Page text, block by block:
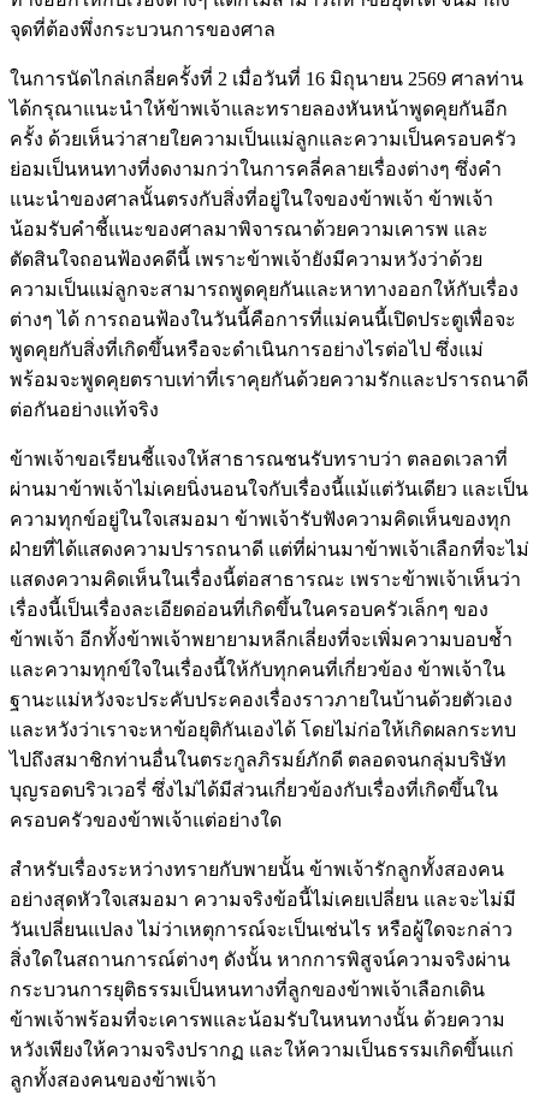
จุดที่ต้องพึ่งกระบวนการของศาล
ในการนัดไกล่เกลี่ยครั้งที่ 2 เมื่อวันที่ 16 มิถุนายน 2569 ศาลท่าน
ได้กรุณาแนะนำให้ข้าพเจ้าและทรายลองหันหน้าพูดคุยกันอีก
ครั้ง ด้วยเห็นว่าสายใยความเป็นแม่ลูกและความเป็นครอบครัว
ย่อมเป็นหนทางที่งดงามกว่าในการคลี่คลายเรื่องต่างๆ ซึ่งคำ
แนะนำของศาลนั้นตรงกับสิ่งที่อยู่ในใจของข้าพเจ้า ข้าพเจ้า
น้อมรับคำชี้แนะของศาลมาพิจารณาด้วยความเคารพ และ
ตัดสินใจถอนฟ้องคดีนี้ เพราะข้าพเจ้ายังมีความหวังว่าด้วย
ความเป็นแม่ลูกจะสามารถพูดคุยกันและหาทางออกให้กับเรื่อง
ต่างๆ ได้ การถอนฟ้องในวันนี้คือการที่แม่คนนี้เปิดประตูเพื่อจะ
พูดคุยกับสิ่งที่เกิดขึ้นหรือจะดำเนินการอย่างไรต่อไป ซึ่งแม่
พร้อมจะพูดคุยตราบเท่าที่เราคุยกันด้วยความรักและปรารถนาดี
ต่อกันอย่างแท้จริง
ข้าพเจ้าขอเรียนชี้แจงให้สาธารณชนรับทราบว่า ตลอดเวลาที่
ผ่านมาข้าพเจ้าไม่เคยนิ่งนอนใจกับเรื่องนี้แม้แต่วันเดียว และเป็น
ความทุกข์อยู่ในใจเสมอมา ข้าพเจ้ารับฟังความคิดเห็นของทุก
ฝ่ายที่ได้แสดงความปรารถนาดี แต่ที่ผ่านมาข้าพเจ้าเลือกที่จะไม่
แสดงความคิดเห็นในเรื่องนี้ต่อสาธารณะ เพราะข้าพเจ้าเห็นว่า
เรื่องนี้เป็นเรื่องละเอียดอ่อนที่เกิดขึ้นในครอบครัวเล็กๆ ของ
ข้าพเจ้า อีกทั้งข้าพเจ้าพยายามหลีกเลี่ยงที่จะเพิ่มความบอบช้ำ
และความทุกข์ใจในเรื่องนี้ให้กับทุกคนที่เกี่ยวข้อง ข้าพเจ้าใน
ฐานะแม่หวังจะประคับประคองเรื่องราวภายในบ้านด้วยตัวเอง
และหวังว่าเราจะหาข้อยุติกันเองได้ โดยไม่ก่อให้เกิดผลกระทบ
ไปถึงสมาชิกท่านอื่นในตระกูลภิรมย์ภักดี ตลอดจนกลุ่มบริษัท
บุญรอดบริวเวอรี่ ซึ่งไม่ได้มีส่วนเกี่ยวข้องกับเรื่องที่เกิดขึ้นใน
ครอบครัวของข้าพเจ้าแต่อย่างใด
สำหรับเรื่องระหว่างทรายกับพายนั้น ข้าพเจ้ารักลูกทั้งสองคน
อย่างสุดหัวใจเสมอมา ความจริงข้อนี้ไม่เคยเปลี่ยน และจะไม่มี
วันเปลี่ยนแปลง ไม่ว่าเหตุการณ์จะเป็นเช่นไร หรือผู้ใดจะกล่าว
สิ่งใดในสถานการณ์ต่างๆ ดังนั้น หากการพิสูจน์ความจริงผ่าน
กระบวนการยุติธรรมเป็นหนทางที่ลูกของข้าพเจ้าเลือกเดิน
ข้าพเจ้าพร้อมที่จะเคารพและน้อมรับในหนทางนั้น ด้วยความ
หวังเพียงให้ความจริงปรากฏ และให้ความเป็นธรรมเกิดขึ้นแก่
ลูกทั้งสองคนของข้าพเจ้า